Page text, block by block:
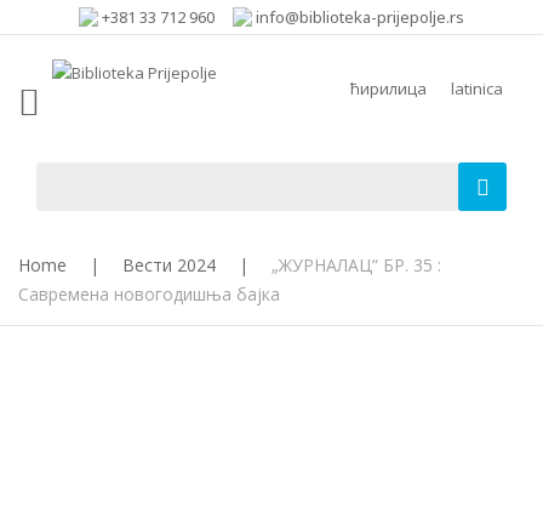
+381 33 712 960 info@biblioteka-prijepolje.rs
ћирилица latinica
Home | Вести 2024 |
„ЖУРНАЛАЦ“ БР. 35 :
Савремена новогодишња бајка